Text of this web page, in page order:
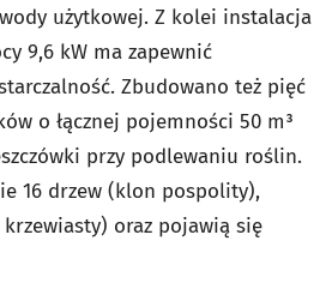
użytkowej. Z kolei instalacja
9,6 kW ma zapewnić
Zbudowano też pięć
o łącznej pojemności 50 m³
przy podlewaniu roślin.
16 drzew (klon pospolity),
oraz pojawią się